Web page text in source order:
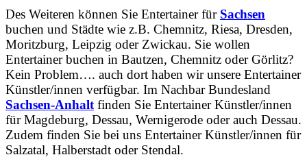
Des Weiteren können Sie Entertainer für Sachsen
buchen und Städte wie z.B. Chemnitz, Riesa, Dresden,
Moritzburg, Leipzig oder Zwickau. Sie wollen
Entertainer buchen in Bautzen, Chemnitz oder Görlitz?
Kein Problem…. auch dort haben wir unsere Entertainer
Künstler/innen verfügbar. Im Nachbar Bundesland
Sachsen-Anhalt finden Sie Entertainer Künstler/innen
für Magdeburg, Dessau, Wernigerode oder auch Dessau.
Zudem finden Sie bei uns Entertainer Künstler/innen für
Salzatal, Halberstadt oder Stendal.